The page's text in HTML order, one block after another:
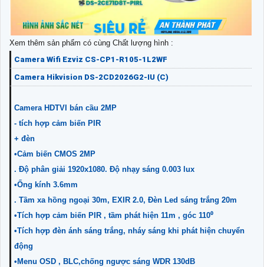
Xem thêm sản phẩm có cùng Chất lượng hình :
Camera Wifi Ezviz CS-CP1-R105-1L2WF
Camera Hikvision DS-2CD2026G2-IU (C)
Camera HDTVI bán cầu 2MP
- tích hợp cảm biến PIR
+ đèn
•Cảm biến CMOS 2MP
. Độ phân giải 1920x1080. Độ nhạy sáng 0.003 lux
•Ống kính 3.6mm
. Tầm xa hồng ngoại 30m, EXIR 2.0, Đèn Led sáng trắng 20m
•Tích hợp cảm biến PIR , tầm phát hiện 11m , góc 110⁰
•Tích hợp đèn ánh sáng trắng, nháy sáng khi phát hiện chuyển
động
•Menu OSD , BLC,chống ngược sáng WDR 130dB